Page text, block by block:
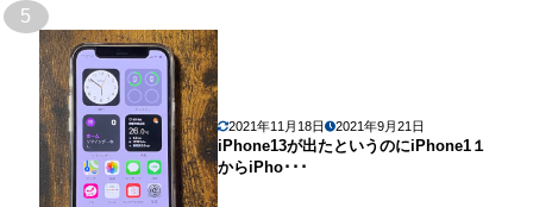
5
2021年11月18日 2021年9月21日
iPhone13が出たというのにiPhone1１
からiPho･･･